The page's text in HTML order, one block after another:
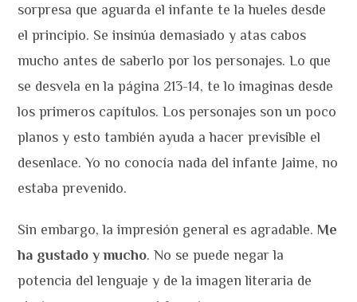
sorpresa que aguarda el infante te la hueles desde
el principio. Se insinúa demasiado y atas cabos
mucho antes de saberlo por los personajes. Lo que
se desvela en la página 213-14, te lo imaginas desde
los primeros capítulos. Los personajes son un poco
planos y esto también ayuda a hacer previsible el
desenlace. Yo no conocía nada del infante Jaime, no
estaba prevenido.
Sin embargo, la impresión general es agradable. Me
ha gustado y mucho. No se puede negar la
potencia del lenguaje y de la imagen literaria de